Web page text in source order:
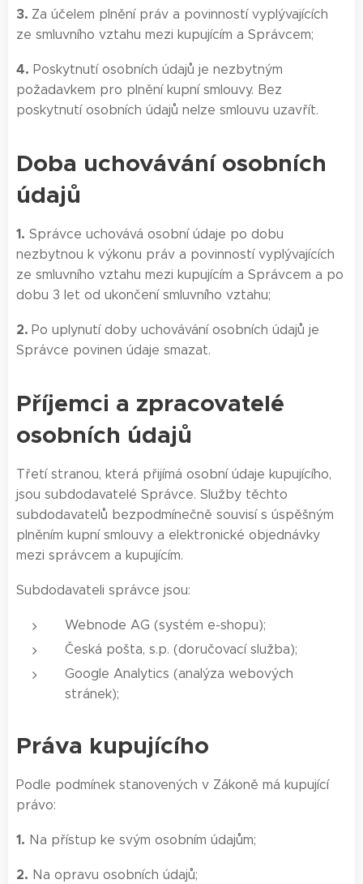
3. Za účelem plnění práv a povinností vyplývajících
ze smluvního vztahu mezi kupujícím a Správcem;
4. Poskytnutí osobních údajů je nezbytným
požadavkem pro plnění kupní smlouvy. Bez
poskytnutí osobních údajů nelze smlouvu uzavřít.
Doba uchovávání osobních
údajů
1. Správce uchovává osobní údaje po dobu
nezbytnou k výkonu práv a povinností vyplývajících
ze smluvního vztahu mezi kupujícím a Správcem a po
dobu 3 let od ukončení smluvního vztahu;
2. Po uplynutí doby uchovávání osobních údajů je
Správce povinen údaje smazat.
Příjemci a zpracovatelé
osobních údajů
Třetí stranou, která přijímá osobní údaje kupujícího,
jsou subdodavatelé Správce. Služby těchto
subdodavatelů bezpodmínečně souvisí s úspěšným
plněním kupní smlouvy a elektronické objednávky
mezi správcem a kupujícím.
Subdodavateli správce jsou:
Webnode AG (systém e-shopu);
Česká pošta, s.p. (doručovací služba);
Google Analytics (analýza webových
stránek);
Práva kupujícího
Podle podmínek stanovených v Zákoně má kupující
právo:
1. Na přístup ke svým osobním údajům;
2. Na opravu osobních údajů;